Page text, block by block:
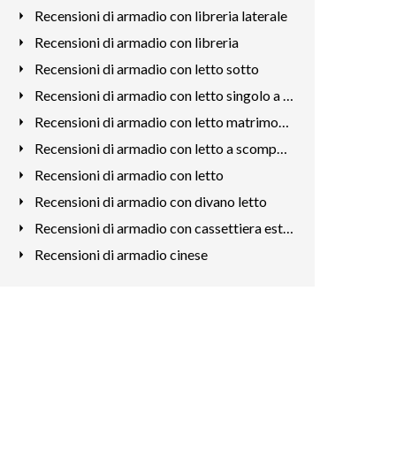
Recensioni di armadio con libreria laterale
Recensioni di armadio con libreria
Recensioni di armadio con letto sotto
Recensioni di armadio con letto singolo a scomparsa
Recensioni di armadio con letto matrimoniale a scomparsa
Recensioni di armadio con letto a scomparsa
Recensioni di armadio con letto
Recensioni di armadio con divano letto
Recensioni di armadio con cassettiera esterna
Recensioni di armadio cinese